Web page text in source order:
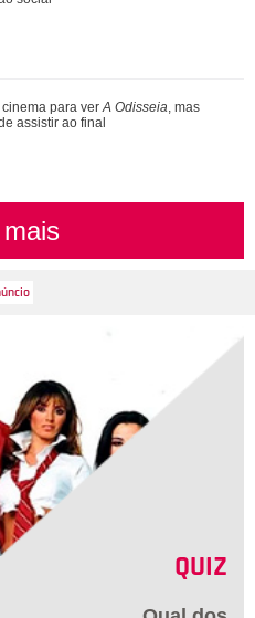
para ver A Odisseia, mas
assistir ao final
cinema para verA Odisseia, mas
assistir ao final
QUIZ